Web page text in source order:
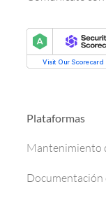
Plataformas
Mantenimiento
Documentación